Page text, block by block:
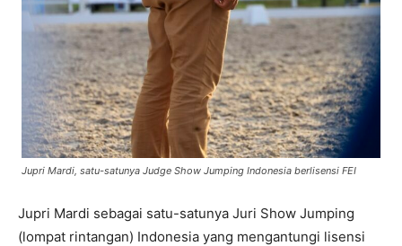
Jupri Mardi, satu-satunya Judge Show Jumping Indonesia berlisensi FEI
Jupri Mardi sebagai satu-satunya Juri Show Jumping
(lompat rintangan) Indonesia yang mengantungi lisensi